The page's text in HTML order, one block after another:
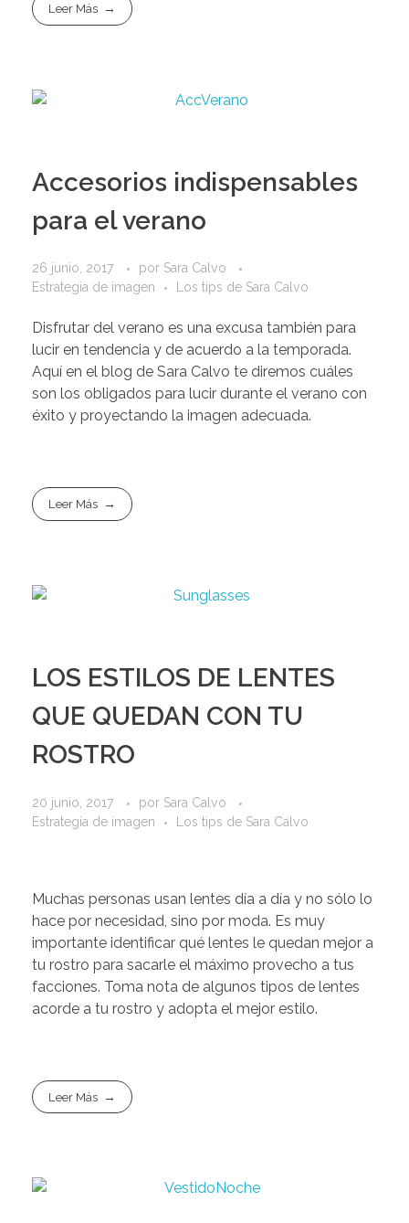
Leer Más
Accesorios indispensables
para el verano
26 junio, 2017 por Sara Calvo
Estrategia de imagen
Los tips de Sara Calvo
Disfrutar del verano es una excusa también para
lucir en tendencia y de acuerdo a la temporada.
Aquí en el blog de Sara Calvo te diremos cuáles
son los obligados para lucir durante el verano con
éxito y proyectando la imagen adecuada.
Leer Más
LOS ESTILOS DE LENTES
QUE QUEDAN CON TU
ROSTRO
20 junio, 2017 por Sara Calvo
Estrategia de imagen
Los tips de Sara Calvo
Muchas personas usan lentes día a día y no sólo lo
hace por necesidad, sino por moda. Es muy
importante identificar qué lentes le quedan mejor a
tu rostro para sacarle el máximo provecho a tus
facciones. Toma nota de algunos tipos de lentes
acorde a tu rostro y adopta el mejor estilo.
Leer Más